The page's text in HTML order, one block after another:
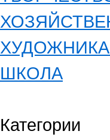
ШКОЛА
Категории